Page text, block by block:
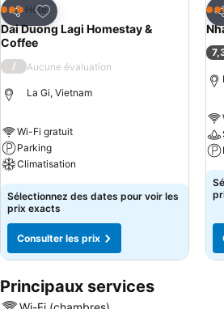
Partager
Ajouter à mes favoris
3 ÉtoilesHôtel
Dai Duong Lagi Homestay &
Coffee
/ Aucune évaluation
La Gi, Vietnam
Wi-Fi gratuit
Parking
Climatisation
Sélectionnez des dates pour voir les
prix exacts
Consulter les prix
3
Principaux services